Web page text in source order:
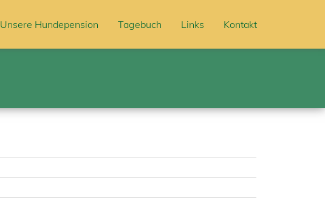
Unsere Hundepension Tagebuch Links Kontakt